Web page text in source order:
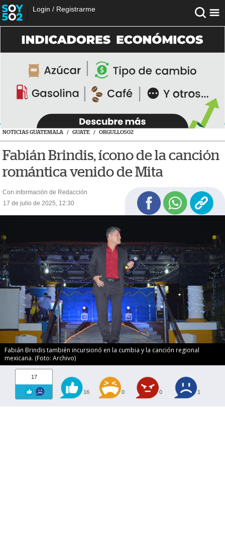
Login / Registrarme
NOTICIAS GUATEMALA / GUATE / ORGULLO502
Fabián Brindis, ícono de la canción
romántica venido de Mita
Con información de Redacción
17 de julio de 2025, 12:30
Fabián Brindis también incursionó en la cumbia y la canción regional
mexicana. (Foto: Archivo)
17
16 0 0 1